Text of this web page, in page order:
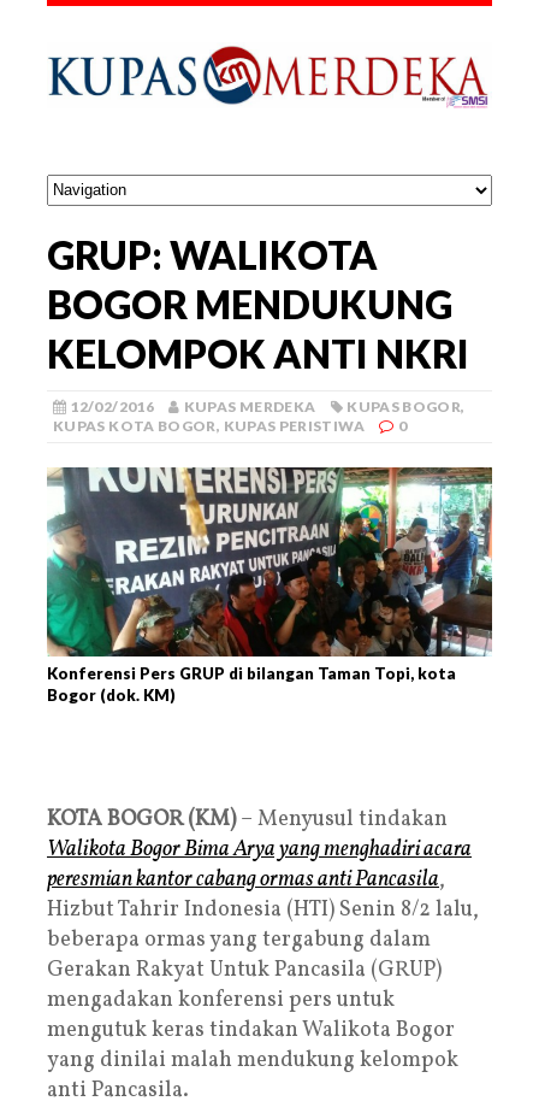
GRUP: WALIKOTA
BOGOR MENDUKUNG
KELOMPOK ANTI NKRI
12/02/2016 KUPAS MERDEKA KUPAS BOGOR,
KUPAS KOTA BOGOR, KUPAS PERISTIWA 0
Konferensi Pers GRUP di bilangan Taman Topi, kota
Bogor (dok. KM)
KOTA BOGOR (KM)– Menyusul tindakan
Walikota Bogor Bima Arya yang menghadiri acara
peresmian kantor cabang ormas anti Pancasila,
Hizbut Tahrir Indonesia (HTI) Senin 8/2 lalu,
beberapa ormas yang tergabung dalam
Gerakan Rakyat Untuk Pancasila (GRUP)
mengadakan konferensi pers untuk
mengutuk keras tindakan Walikota Bogor
yang dinilai malah mendukung kelompok
anti Pancasila.